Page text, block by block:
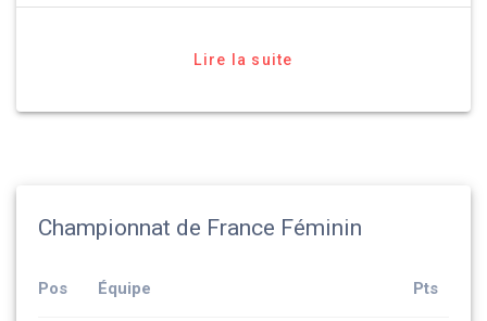
Lire la suite
Championnat de France Féminin
Pos Équipe Pts